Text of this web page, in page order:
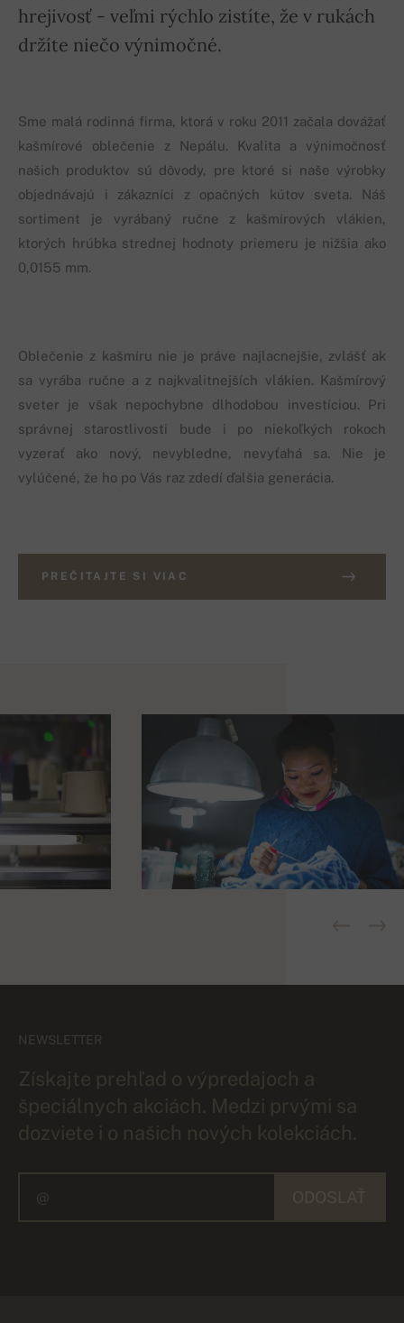
hrejivosť - veľmi rýchlo zistíte, že v rukách
držíte niečo výnimočné.
Sme malá rodinná firma, ktorá v roku 2011 začala dovážať
kašmírové oblečenie z Nepálu. Kvalita a výnimočnosť
našich produktov sú dôvody, pre ktoré si naše výrobky
objednávajú i zákazníci z opačných kútov sveta. Náš
sortiment je vyrábaný ručne z kašmírových vlákien,
ktorých hrúbka strednej hodnoty priemeru je nižšia ako
0,0155 mm.
Oblečenie z kašmíru nie je práve najlacnejšie, zvlášť ak
sa vyrába ručne a z najkvalitnejších vlákien. Kašmírový
sveter je však nepochybne dlhodobou investíciou. Pri
správnej starostlivosti bude i po niekoľkých rokoch
vyzerať ako nový, nevybledne, nevyťahá sa. Nie je
vylúčené, že ho po Vás raz zdedí ďalšia generácia.
PREČITAJTE SI VIAC
NEWSLETTER
Získajte prehľad o výpredajoch a
špeciálnych akciách. Medzi prvými sa
dozviete i o našich nových kolekciách.